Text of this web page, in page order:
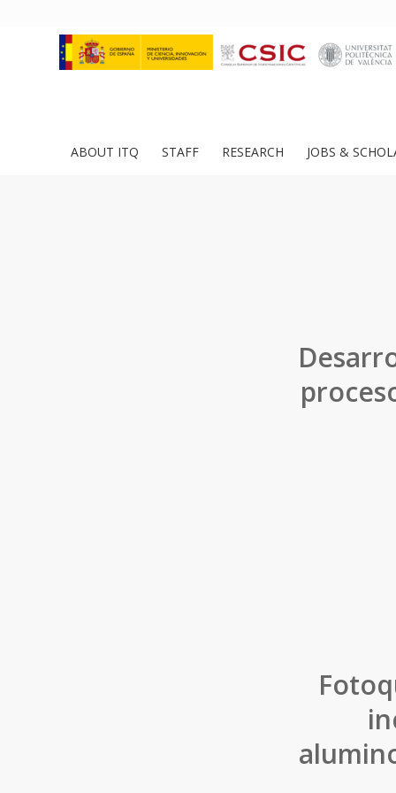
ABOUT ITQ STAFF RESEARCH JOBS &